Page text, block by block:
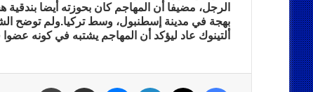
الرجل، مضيفا أن المهاجم كان بحوزته أيضا
بهجة في مدينة إسطنبول، وسط تركيا.ولم توضح
ألتينوك عاد ليؤكد أن المهاجم يشتبه في كونه
فيسبوك لينكدإن ماسنجر مشاركة عبر البريد